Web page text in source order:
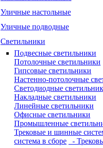
Уличные настольные
Уличные подводные
Светильники
Подвесные светильники
Потолочные светильники
Гипсовые светильники
Настенно-потолочные
Светодиодные
Накладные светильники
Линейные светильники
Офисные светильники
Промышленные
Трековые и шинные
система в сборе
-